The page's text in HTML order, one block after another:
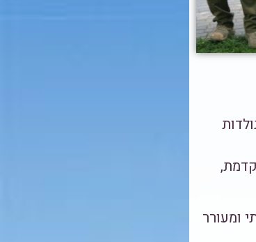
חדש בתולדות
ומעורר